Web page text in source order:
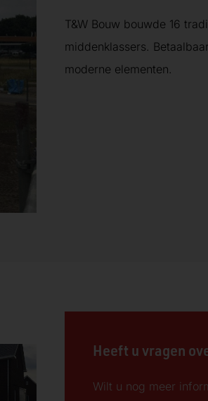
T&W Bouw bouwde 16
middenklassers.
moderne elementen.
Heeft u vragen
Wilt u nog meer